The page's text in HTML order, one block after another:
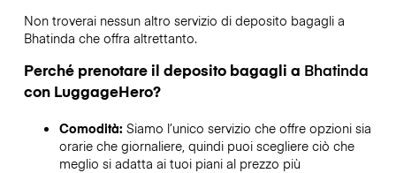
Non troverai nessun altro servizio di deposito bagagli a
Bhatinda che offra altrettanto.
Perché prenotare il deposito bagagli a Bhatinda
con LuggageHero?
Comodità: Siamo l’unico servizio che offre opzioni sia
orarie che giornaliere, quindi puoi scegliere ciò che
meglio si adatta ai tuoi piani al prezzo più